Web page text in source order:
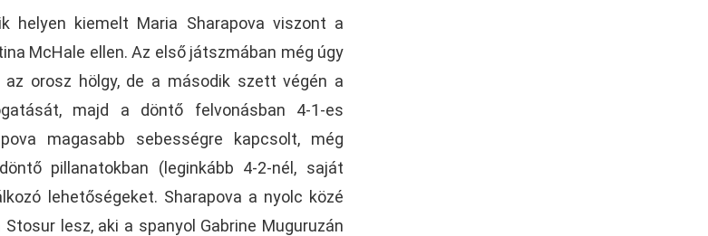
helyen kiemelt Maria Sharapova viszont a
McHale ellen. Az első játszmában még úgy
orosz hölgy, de a második szett végén a
majd a döntő felvonásban 4-1-es
magasabb sebességre kapcsolt, még
pillanatokban (leginkább 4-2-nél, saját
lehetőségeket. Sharapova a nyolc közé
lesz, aki a spanyol Gabrine Muguruzán